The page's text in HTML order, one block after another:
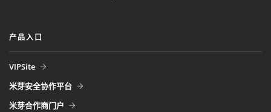
产品入口
VIPSite
米芽安全协作平台
米芽合作商门户